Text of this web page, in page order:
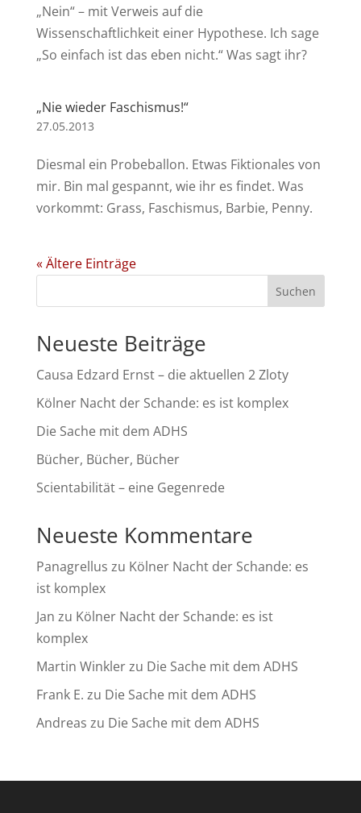
„Nein“ – mit Verweis auf die
Wissenschaftlichkeit einer Hypothese. Ich sage
„So einfach ist das eben nicht.“ Was sagt ihr?
„Nie wieder Faschismus!“
27.05.2013
Diesmal ein Probeballon. Etwas Fiktionales von
mir. Bin mal gespannt, wie ihr es findet. Was
vorkommt: Grass, Faschismus, Barbie, Penny.
« Ältere Einträge
Suchen
Neueste Beiträge
Causa Edzard Ernst – die aktuellen 2 Zloty
Kölner Nacht der Schande: es ist komplex
Die Sache mit dem ADHS
Bücher, Bücher, Bücher
Scientabilität – eine Gegenrede
Neueste Kommentare
Panagrellus zu Kölner Nacht der Schande: es
ist komplex
Jan zu Kölner Nacht der Schande: es ist
komplex
Martin Winklerzu Die Sache mit dem ADHS
Frank E. zu Die Sache mit dem ADHS
Andreas zu Die Sache mit dem ADHS